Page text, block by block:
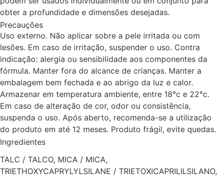
obter a profundidade e dimensões desejadas.
Precauções
Uso externo. Não aplicar sobre a pele irritada ou com
lesões. Em caso de irritação, suspender o uso. Contra
indicação: alergia ou sensibilidade aos componentes da
fórmula. Manter fora do alcance de crianças. Manter a
embalagem bem fechada e ao abrigo da luz e calor.
Armazenar em temperatura ambiente, entre 18°c e 22°c.
Em caso de alteração de cor, odor ou consistência,
suspenda o uso. Após aberto, recomenda-se a utilização
do produto em até 12 meses. Produto frágil, evite quedas.
Ingredientes
TALC / TALCO, MICA / MICA,
TRIETHOXYCAPRYLYLSILANE / TRIETOXICAPRILILSILANO,